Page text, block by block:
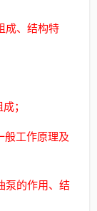
成、结构特
；
般工作原理及
泵的作用、结